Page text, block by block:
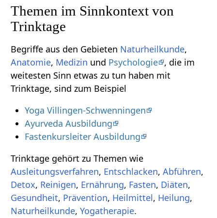
Themen im Sinnkontext von
Trinktage
Begriffe aus den Gebieten Naturheilkunde,
Anatomie, Medizin und Psychologie , die im
weitesten Sinn etwas zu tun haben mit
Trinktage, sind zum Beispiel
Yoga Villingen-Schwenningen
Ayurveda Ausbildung
Fastenkursleiter Ausbildung
Trinktage gehört zu Themen wie
Ausleitungsverfahren, Entschlacken,Abführen,
Detox, Reinigen, Ernährung, Fasten, Diäten,
Gesundheit, Prävention, Heilmittel, Heilung,
Naturheilkunde,Yogatherapie.